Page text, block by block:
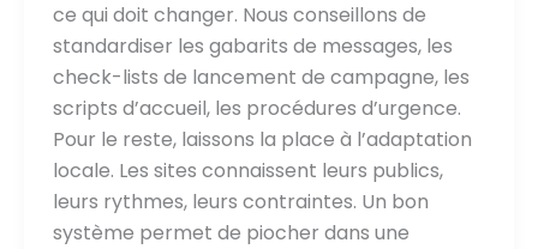
ce qui doit changer. Nous conseillons de
standardiser les gabarits de messages, les
check-lists de lancement de campagne, les
scripts d’accueil, les procédures d’urgence.
Pour le reste, laissons la place à l’adaptation
locale. Les sites connaissent leurs publics,
leurs rythmes, leurs contraintes. Un bon
système permet de piocher dans une